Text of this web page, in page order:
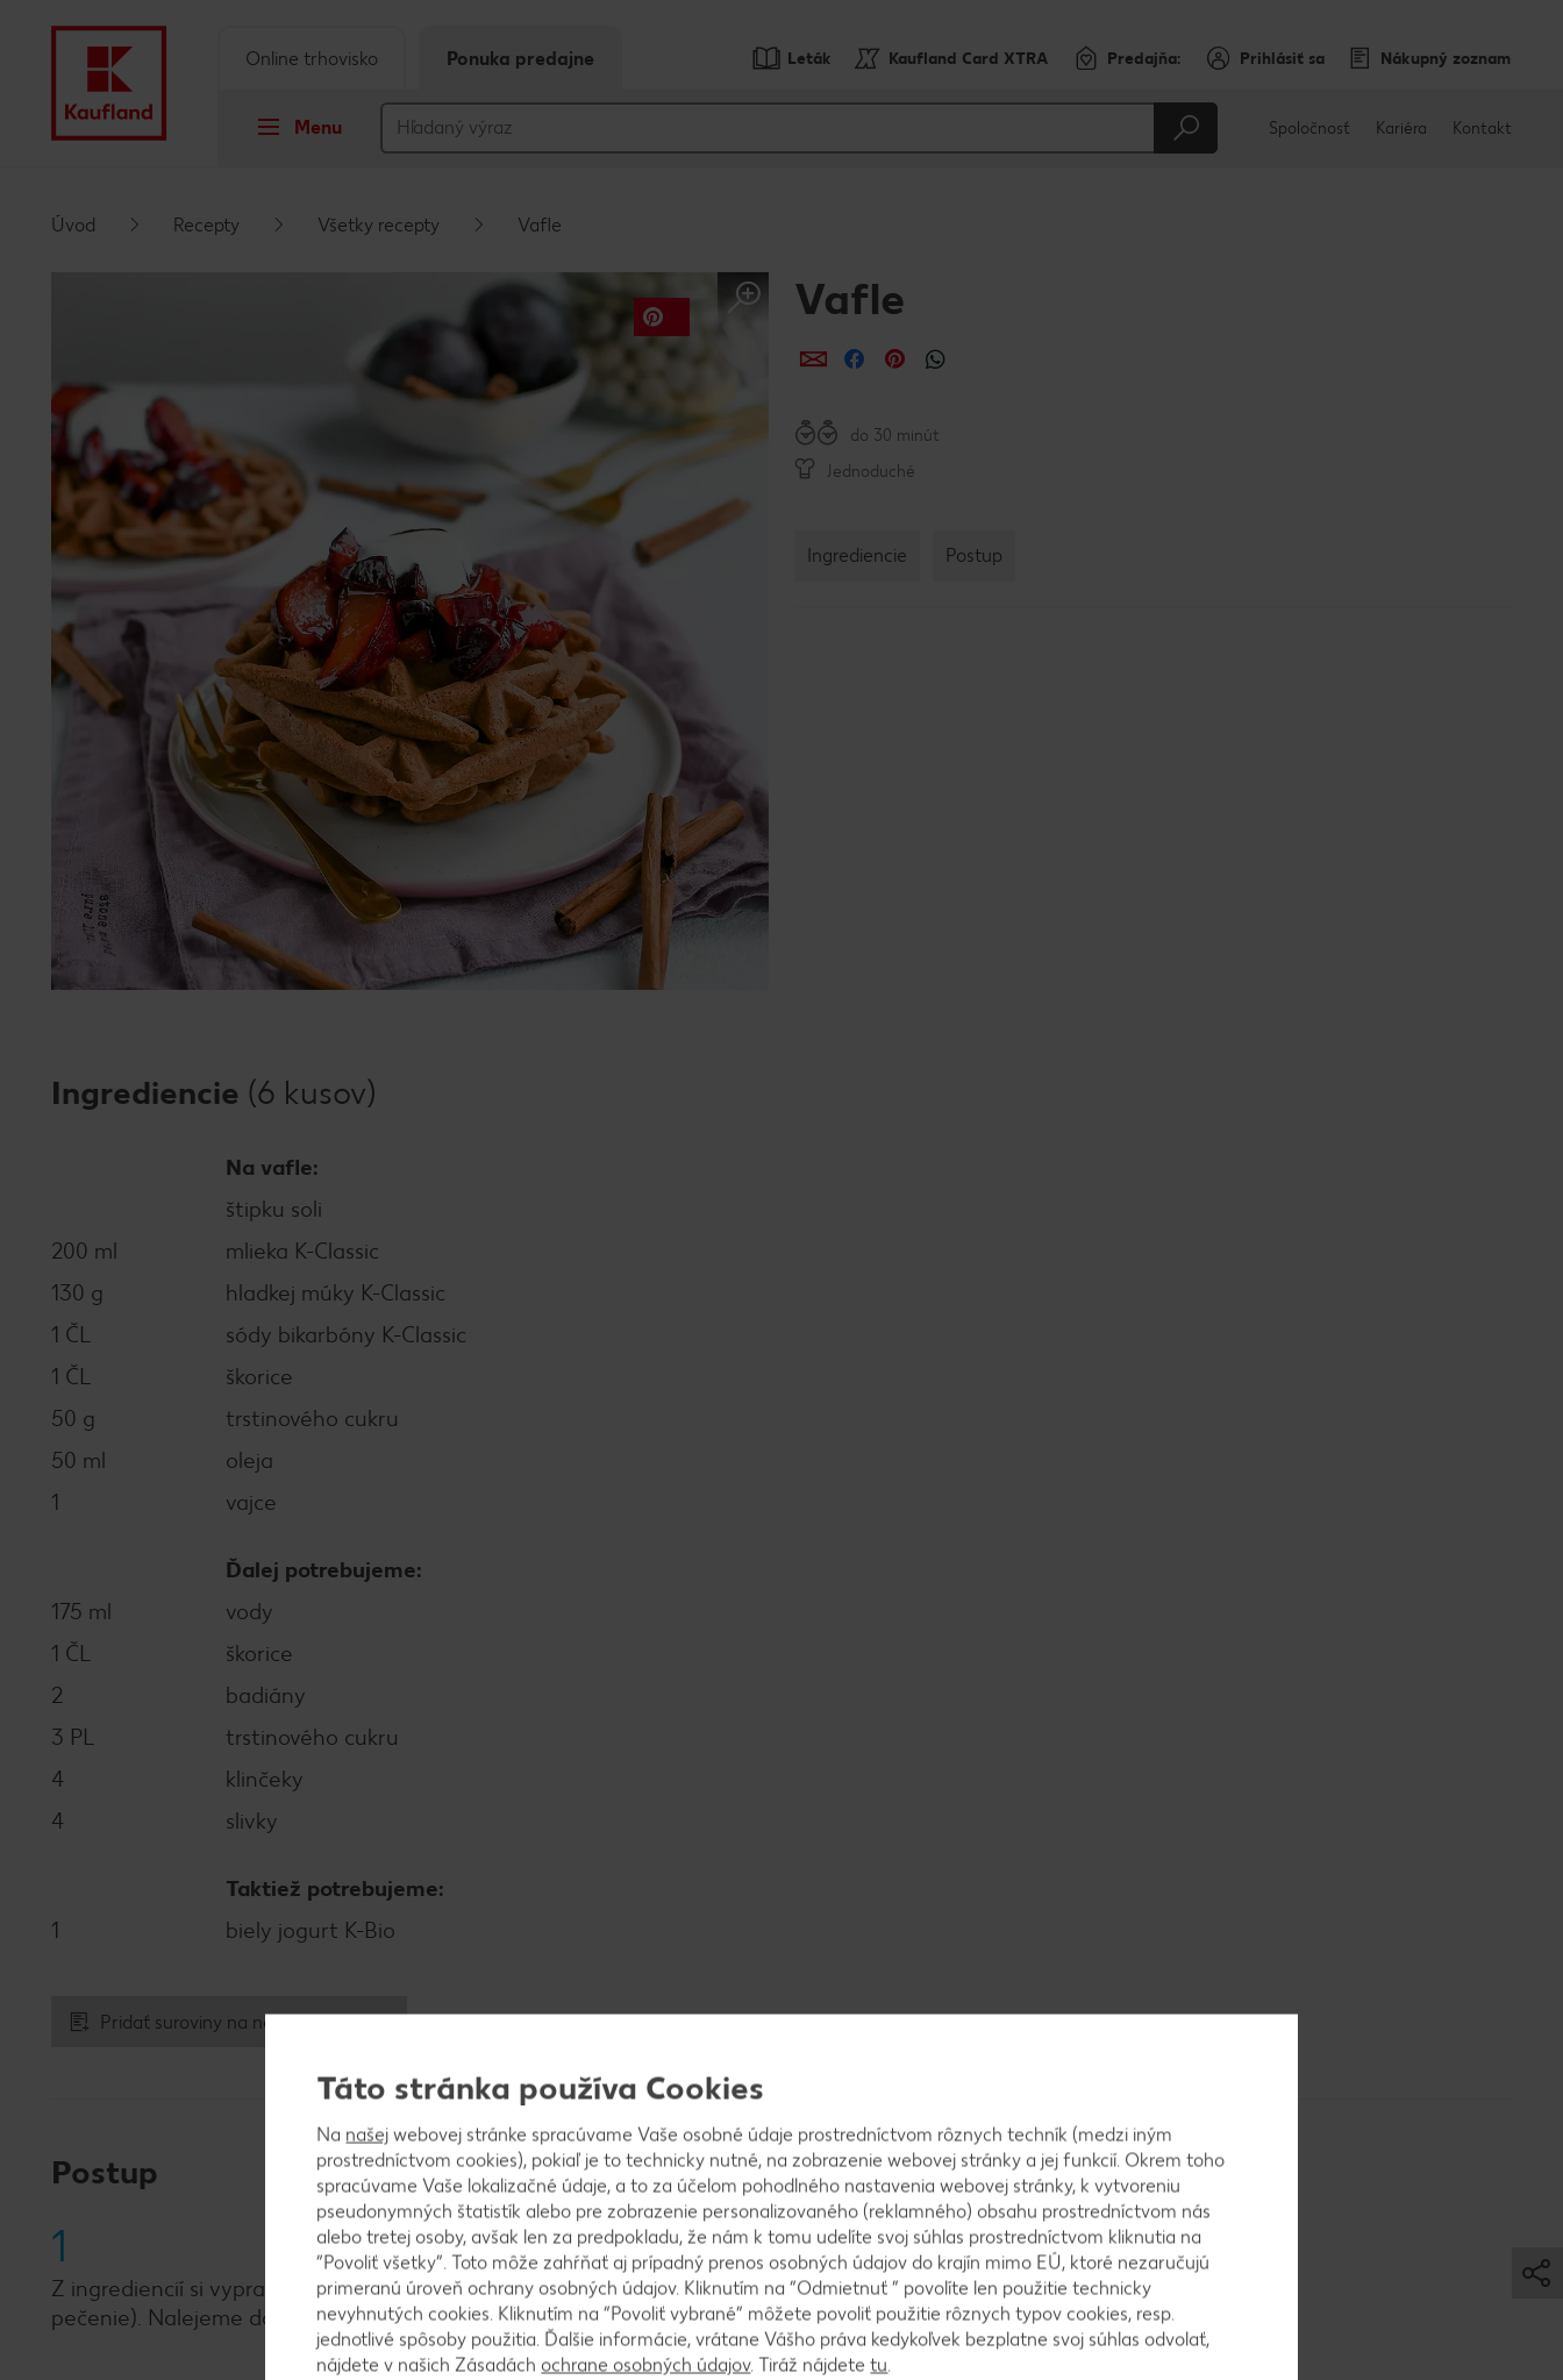
Vyskakovací bočný panel
Leták Kaufland Card XTRA Predajňa: Prihlásiť sa Nákupný zoznam
Menu
Online trhovisko Ponuka predajne
Spoločnosť Kariéra Kontakt
Úvod Recepty Všetky recepty Vafle
Vafle
ZdieľaťZdieľaťZdieľať
do 30 minút
Jednoduché
Ingrediencie Postup
Ingrediencie (6 kusov)
Na vafle:
štipku soli
200 ml
mlieka K-Classic
130 g
hladkej múky K-Classic
1 ČL
sódy bikarbóny K-Classic
1 ČL
škorice
50 g
trstinového cukru
50 ml
oleja
1
vajce
Ďalej potrebujeme:
175 ml
vody
1 ČL
škorice
2
badiány
3 PL
trstinového cukru
4
klinčeky
4
slivky
Taktiež potrebujeme:
1
biely jogurt K-Bio
Pridať suroviny na nákupný zoznam
Postup
1
Z ingrediencií si vypracujeme hladké husté cesto. Vafľovač rozpálime a potrieme maslom (alebo sprejom na
pečenie). Nalejeme doň naberačku vafľového cesta a upečieme.
Táto stránka používa Cookies
Na našej webovej stránke spracúvame Vaše osobné údaje prostredníctvom rôznych techník (medzi iným
prostredníctvom cookies), pokiaľ je to technicky nutné, na zobrazenie webovej stránky a jej funkcií. Okrem toho
spracúvame Vaše lokalizačné údaje, a to za účelom pohodlného nastavenia webovej stránky, k vytvoreniu
pseudonymných štatistík alebo pre zobrazenie personalizovaného (reklamného) obsahu prostredníctvom nás
alebo tretej osoby, avšak len za predpokladu, že nám k tomu udelíte svoj súhlas prostredníctvom kliknutia na
“Povoliť všetky”. Toto môže zahŕňať aj prípadný prenos osobných údajov do krajín mimo EÚ, ktoré nezaručujú
primeranú úroveň ochrany osobných údajov. Kliknutím na “Odmietnuť ” povolíte len použitie technicky
nevyhnutých cookies. Kliknutím na “Povoliť vybrané” môžete povoliť použitie rôznych typov cookies, resp.
jednotlivé spôsoby použitia. Ďalšie informácie, vrátane Vášho práva kedykoľvek bezplatne svoj súhlas odvolať,
nájdete v našich Zásadách ochrane osobných údajov. Tiráž nájdetetu.